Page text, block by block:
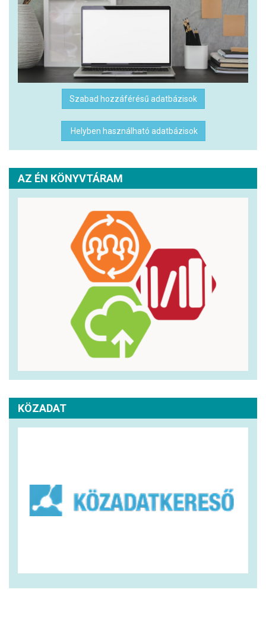
Szabad hozzáférésű adatbázisok
Helyben használható adatbázisok
AZ ÉN KÖNYVTÁRAM
KÖZADAT